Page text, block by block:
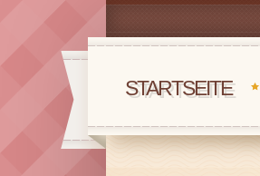
STARTSEITE